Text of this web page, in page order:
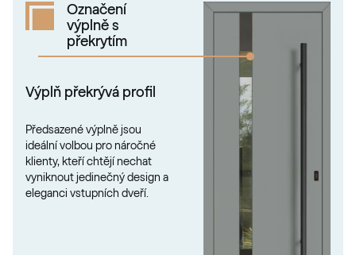
Označení
výplně s
překrytím
Výplň překrývá profil
Předsazené výplně jsou
ideální volbou pro náročné
klienty, kteří chtějí nechat
vyniknout jedinečný design a
eleganci vstupních dveří.